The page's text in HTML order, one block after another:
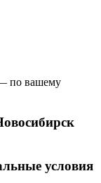
по вашему
условия